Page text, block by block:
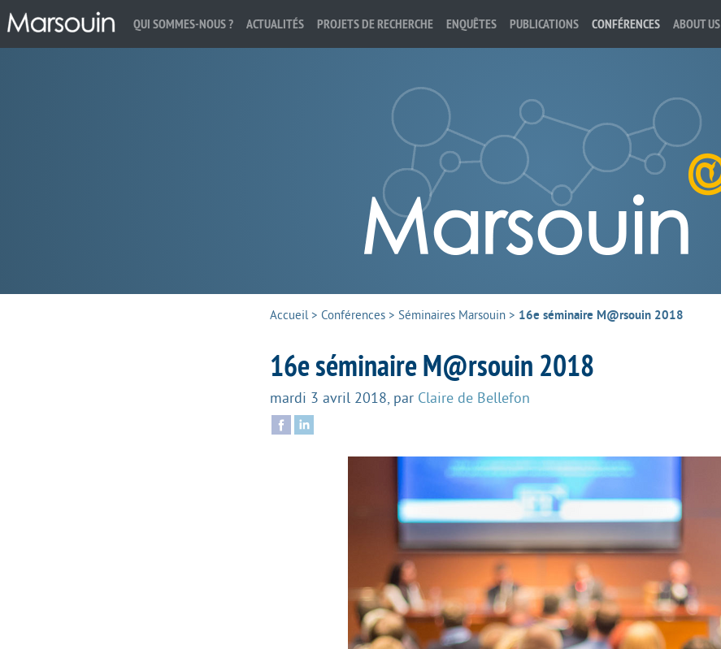
QUI SOMMES-NOUS ? ACTUALITÉS PROJETS DE RECHERCHE ENQUÊTES PUBLICATIONS CONFÉRENCES ABOUT US
Accueil> Conférences > Séminaires Marsouin > 16e séminaire M@rsouin 2018
16e séminaire M@rsouin 2018
mardi 3 avril 2018 par Claire de Bellefon